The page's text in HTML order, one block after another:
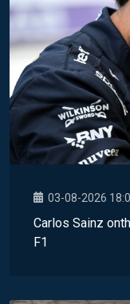
03-08-2026
Carlos Sainz
F1